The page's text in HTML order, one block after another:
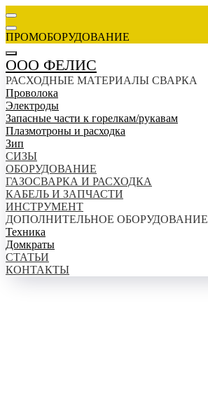
ПРОМОБОРУДОВАНИЕ
ООО ФЕЛИС
РАСХОДНЫЕ МАТЕРИАЛЫ СВАРКА
Проволока
Электроды
Запасные части к горелкам/рукавам
Плазмотроны и расходка
Зип
СИЗЫ
ОБОРУДОВАНИЕ
ГАЗОСВАРКА И РАСХОДКА
КАБЕЛЬ И ЗАПЧАСТИ
ИНСТРУМЕНТ
ДОПОЛНИТЕЛЬНОЕ ОБОРУДОВАНИЕ
Техника
Домкраты
СТАТЬИ
КОНТАКТЫ